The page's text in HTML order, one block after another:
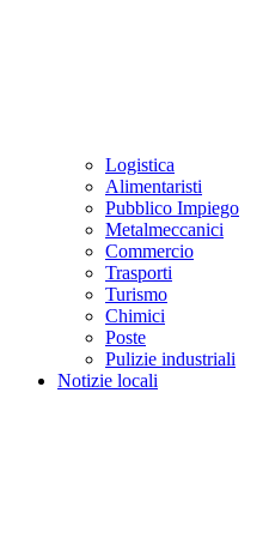
Logistica
Alimentaristi
Pubblico Impiego
Metalmeccanici
Commercio
Trasporti
Turismo
Chimici
Poste
Pulizie industriali
Notizie locali